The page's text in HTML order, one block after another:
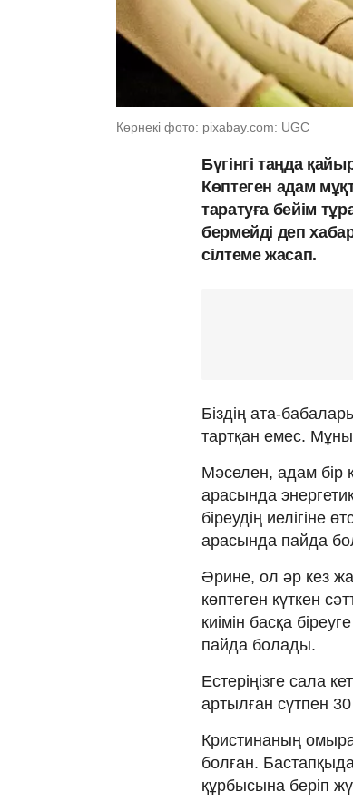
Көрнекі фото: pixabay.com: UGC
Бүгінгі таңда
Көптеген адам
таратуға бейім
бермейді деп
сілтеме жасап.
Біздің ата-
тартқан емес.
Мәселен, адам бір
арасында
біреудің иелігіне
арасында пайда
Әрине, ол әр кез
көптеген күткен
киімін басқа
пайда болады.
Естеріңізге сала
артылған сүтпен 30
Кристинаның
болған.
құрбысына беріп